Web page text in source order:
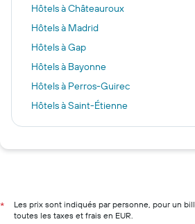
Hôtels à Châteauroux
Hôtels à Madrid
Hôtels à Gap
Hôtels à Bayonne
Hôtels à Perros-Guirec
Hôtels à Saint-Étienne
Hôtels à Amsterdam
Hôtels à Nice
*
Les prix sont indiqués par personne, pour un
toutes les taxes et frais en EUR.